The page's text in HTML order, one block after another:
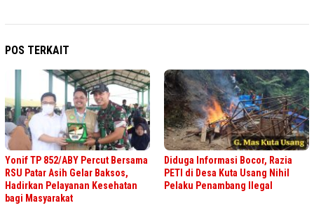
POS TERKAIT
Yonif TP 852/ABY Percut Bersama
RSU Patar Asih Gelar Baksos,
Hadirkan Pelayanan Kesehatan
bagi Masyarakat
Diduga Informasi Bocor, Razia
PETI di Desa Kuta Usang Nihil
Pelaku Penambang Ilegal